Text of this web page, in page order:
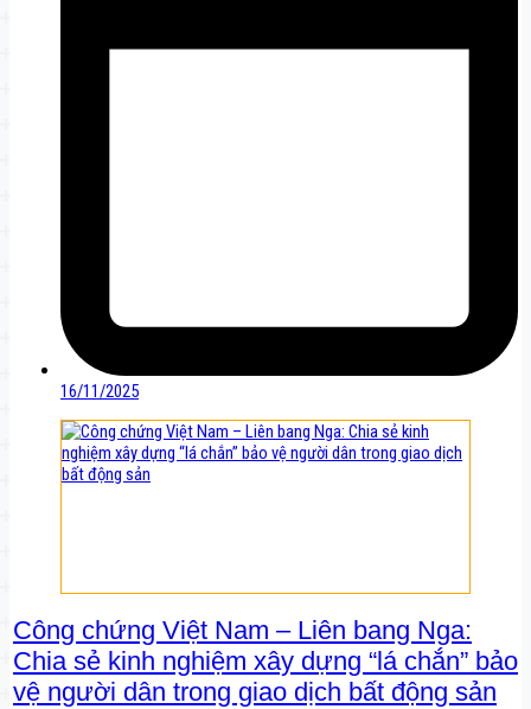
16/11/2025
Công chứng Việt Nam – Liên bang Nga:
Chia sẻ kinh nghiệm xây dựng “lá chắn” bảo
vệ người dân trong giao dịch bất động sản